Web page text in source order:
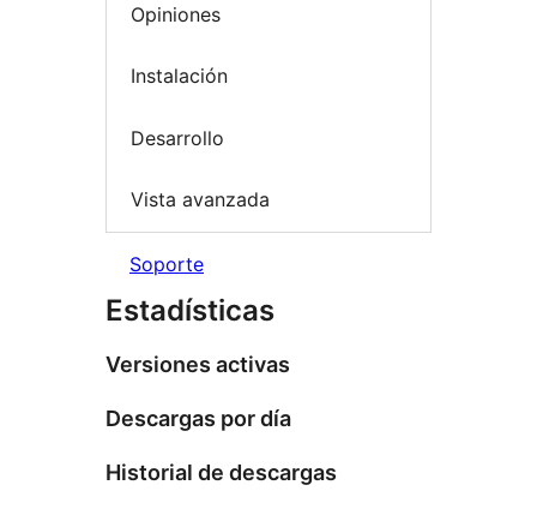
Opiniones
Instalación
Desarrollo
Vista avanzada
Soporte
Estadísticas
Versiones activas
Descargas por día
Historial de descargas